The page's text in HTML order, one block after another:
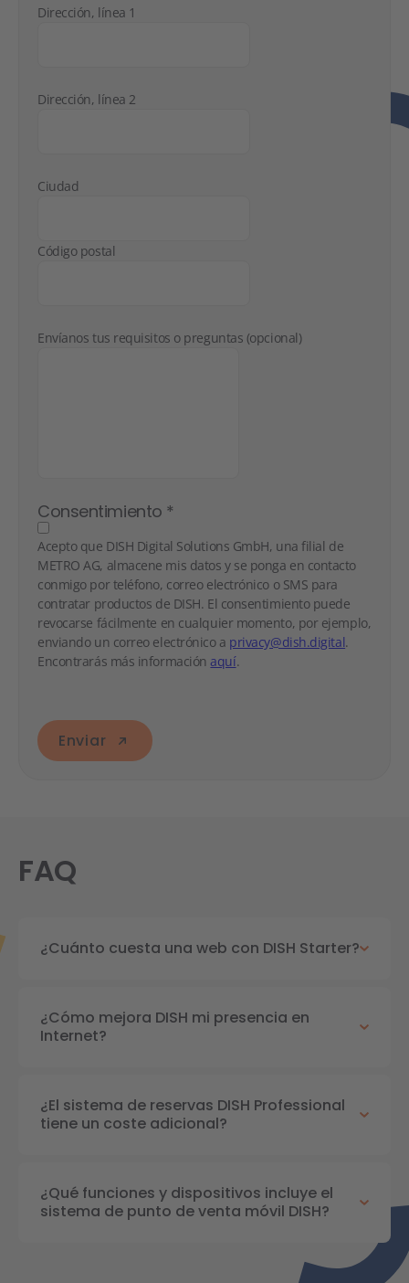
Dirección, línea 1
Dirección, línea 2
Ciudad
Código postal
Envíanos tus requisitos o preguntas (opcional)
Consentimiento *
Acepto que DISH Digital Solutions GmbH, una filial de
METRO AG, almacene mis datos y se ponga en contacto
conmigo por teléfono, correo electrónico o SMS para
contratar productos de DISH. El consentimiento puede
revocarse fácilmente en cualquier momento, por ejemplo,
enviando un correo electrónico a privacy@dish.digital.
Encontrarás más información aquí.
Enviar
FAQ
¿Cuánto cuesta una web con DISH Starter?
¿Cómo mejora DISH mi presencia en
Internet?
¿El sistema de reservas DISH Professional
tiene un coste adicional?
¿Qué funciones y dispositivos incluye el
sistema de punto de venta móvil DISH?